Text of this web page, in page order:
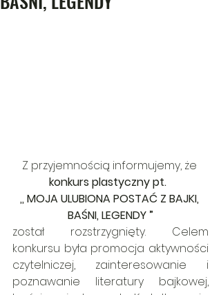
Z przyjemnością informujemy, że
konkurs plastyczny pt.
,, MOJA ULUBIONA POSTAĆ Z BAJKI,
BAŚNI, LEGENDY ”
został rozstrzygnięty. Celem
konkursu była promocja aktywności
czytelniczej, zainteresowanie i
poznawanie literatury bajkowej,